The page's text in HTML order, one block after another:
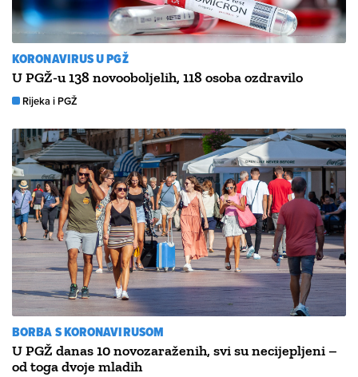
KORONAVIRUS U PGŽ
U PGŽ-u 138 novooboljelih, 118 osoba ozdravilo
Rijeka i PGŽ
BORBA S KORONAVIRUSOM
U PGŽ danas 10 novozaraženih, svi su necijepljeni –
od toga dvoje mladih